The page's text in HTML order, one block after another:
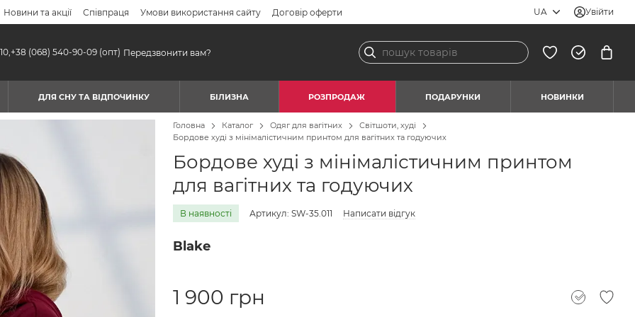
Новини та акції Співпраця Умови використання сайту Договір оферти UA Увійти
+38 (068) 540-90-09 (опт) Передзвонити вам?
ДЛЯ СНУ ТА ВІДПОЧИНКУ БІЛИЗНА РОЗПРОДАЖ ПОДАРУНКИ НОВИНКИ
Головна Каталог Одяг для вагітних
Світшоти, худі
Бордове худі з мінімалістичним принтом для вагітних та годуючих
Бордове худі з мінімалістичним принтом
для вагітних та годуючих
В наявності Артикул: SW-35.011 Написати відгук
Blake
1 900 грн